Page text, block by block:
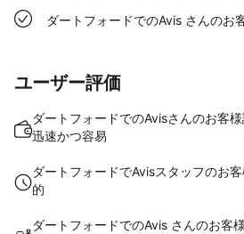
ダートフォードでのAvis さんのお
ユーザー評価
ダートフォードでのAvisさんのお客
迅速かつ容易
ダートフォードでAvisスタッフのお
的
ダートフォードでのAvis さんのお客